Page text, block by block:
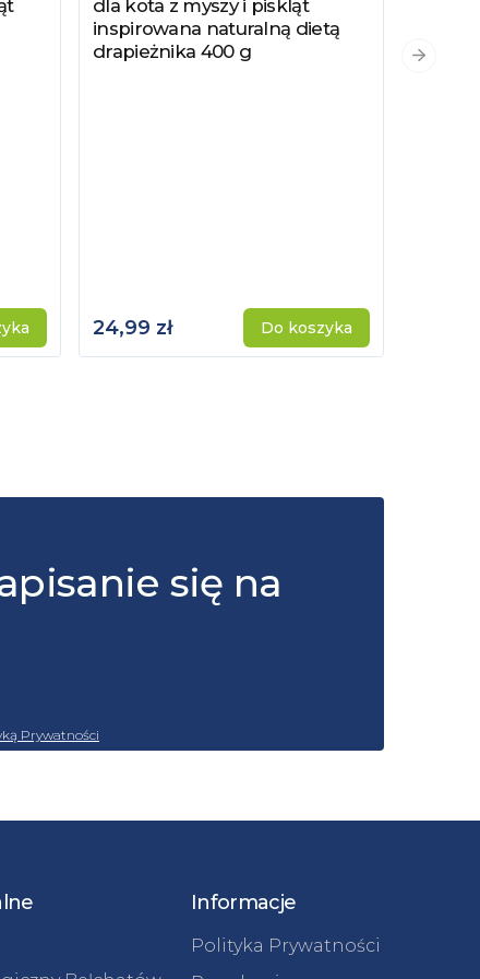
dla kota z myszy i piskląt
inspirowana naturalną dietą
drapieżnika 400 g
24,99 zł Do koszyka
się na
Prywatności
Informacje
Polityka Prywatności